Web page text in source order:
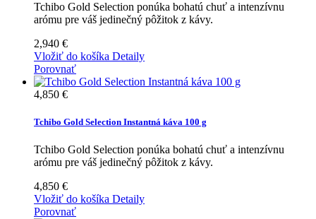
Tchibo Gold Selection ponúka bohatú chuť a intenzívnu
arómu pre váš jedinečný pôžitok z kávy.
2,940 €
Vložiť do košíka Detaily
Porovnať
4,850 €
Tchibo Gold Selection Instantná káva 100 g
Tchibo Gold Selection ponúka bohatú chuť a intenzívnu
arómu pre váš jedinečný pôžitok z kávy.
4,850 €
Vložiť do košíka Detaily
Porovnať